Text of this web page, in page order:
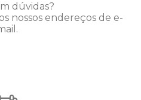
dúvidas?
nossos endereços de e-